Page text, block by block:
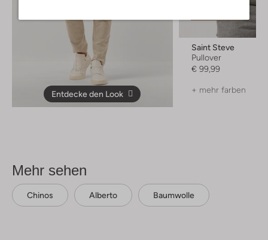
Entdecke den Look
Saint Steve
Pullover
€ 99,99
+ mehr farben
Mehr sehen
Chinos Alberto Baumwolle